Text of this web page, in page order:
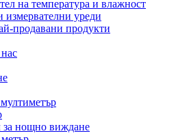
на температура и влажност
уреди
продавани продукти
за нощно виждане